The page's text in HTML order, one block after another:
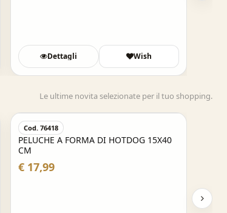
Dettagli Wish
Le ultime novita selezionate per il tuo shopping.
Cod. 76418
PELUCHE A FORMA DI HOTDOG 15X40
CM
€ 17,99